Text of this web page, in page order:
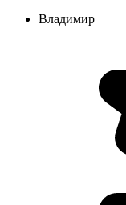
Владимир